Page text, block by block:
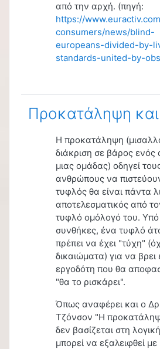
από την αρχή. (πηγή:
https://
consumers/news/blind-
europeans-divided-by-
standards-united-by-
Προκατάληψη και
Η προκατάληψη
διάκριση σε βάρος ενός
μιας ομάδας) οδηγεί
ανθρώπους να
τυφλός θα είναι πάντα
αποτελεσματικός από
τυφλό ομόλογό του. Υπό
συνθήκες, ένα τυφλό
πρέπει να έχει "τύχη"
δικαιώματα) για να βρει
εργοδότη που θα
"θα το ρισκάρει".
Όπως αναφέρει και ο
Τζόνσον "Η
δεν βασίζεται στη
μπορεί να εξαλειφθεί με